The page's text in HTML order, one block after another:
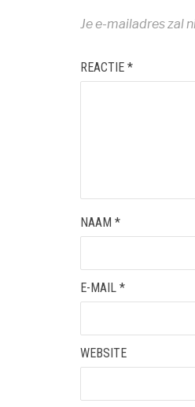
Je e-mailadres zal
REACTIE *
NAAM *
E-MAIL *
WEBSITE